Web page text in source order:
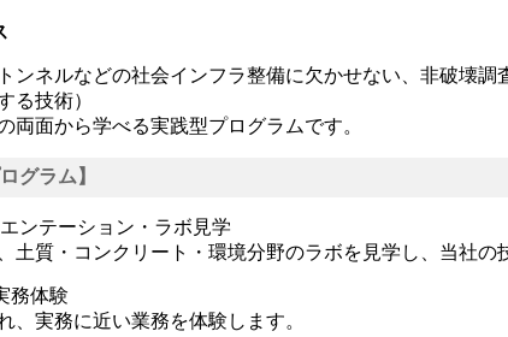
ンネルなどの社会インフラ整備に欠かせない、非破壊調
る技術）
両面から学べる実践型プログラムです。
グラム】
ンテーション・ラボ見学
土質・コンクリート・環境分野のラボを見学し、当社の
務体験
、実務に近い業務を体験します。